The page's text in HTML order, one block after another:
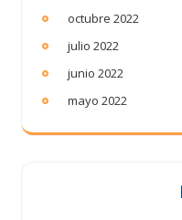
octubre 2022
julio 2022
junio 2022
mayo 2022